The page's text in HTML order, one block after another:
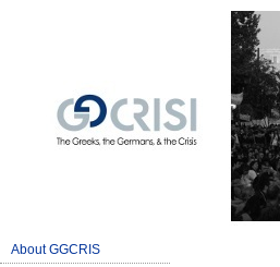
About GGCRIS